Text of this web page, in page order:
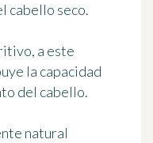
cabello seco.
a este
la capacidad
del cabello.
natural